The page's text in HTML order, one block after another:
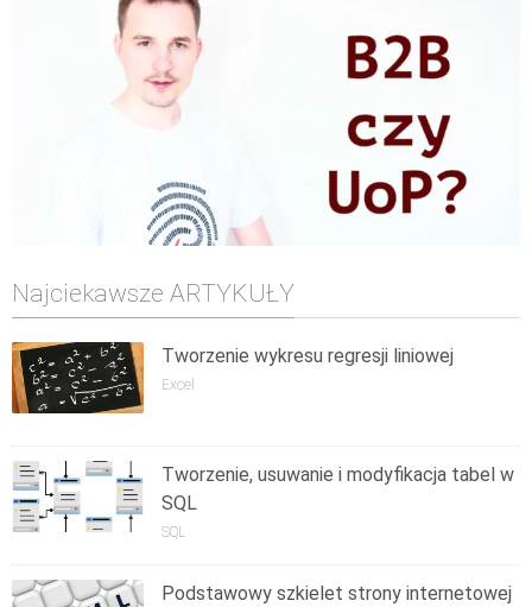
Najciekawsze ARTYKUŁY
Tworzenie wykresu regresji liniowej
Excel
Tworzenie, usuwanie i modyfikacja tabel w
SQL
SQL
Podstawowy szkielet strony internetowej